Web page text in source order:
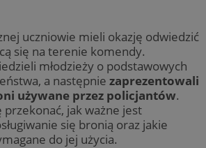
uczniowie mieli okazję odwiedzić
się na terenie komendy.
młodzieży o podstawowych
a następnie zaprezentowali
używane przez policjantów.
przekonać, jak ważne jest
się bronią oraz jakie
do jej użycia.